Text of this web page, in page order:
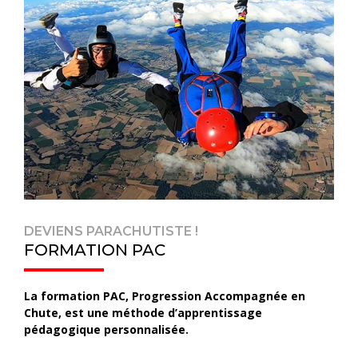
DEVIENS PARACHUTISTE !
FORMATION PAC
La formation PAC, Progression Accompagnée en
Chute, est une méthode d’apprentissage
pédagogique personnalisée.